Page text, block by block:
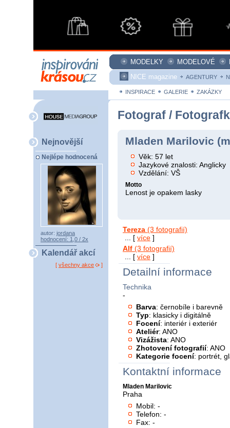
MODELKY MODELOVÉ
NICE magazine
AGENTURY
INSPIRACE GALERIE ZAKÁZKY
Nejnovější
Nejlépe hodnocená
autor: jordana
hodnocení: 1,0 / 2x
Kalendář akcí
[ všechny akce ]
Fotograf /
Mladen Marilovic
Věk: 57 let
Jazykové znalosti: Anglicky
Vzdělání: VŠ
Motto
Lenost je opakem lasky
Tereza (3 fotografií)
... [ více ]
Alf (3 fotografií)
... [ více ]
Detailní informace
Technika
-
Barva: černobíle i barevně
Typ: klasicky i digitálně
Focení: interiér i exteriér
Ateliér: ANO
Vizážista: ANO
Zhotovení fotografií: ANO
Kategorie focení: portrét,
Kontaktní informace
Mladen Marilovic
Praha
Mobil: -
Telefon: -
Fax: -